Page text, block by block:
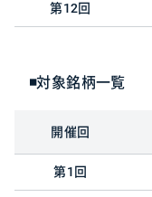
第12回
◾対象銘柄一覧
開催回
第1回